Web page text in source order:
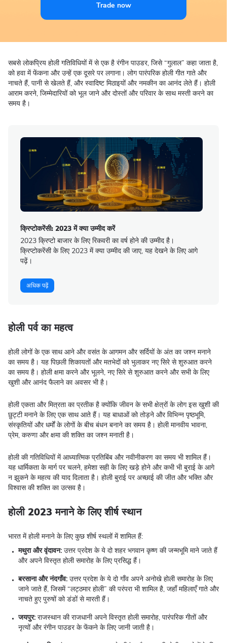
Trade now
सबसे लोकप्रिय होली गतिविधियों में से एक है रंगीन पाउडर, जिसे “गुलाल” कहा जाता है,
को हवा में फेंकना और उन्हें एक दूसरे पर लगाना। लोग पारंपरिक होली गीत गाते और
नाचते हैं, पानी से खेलते हैं, और स्वादिष्ट मिठाइयों और नमकीन का आनंद लेते हैं। होली
आराम करने, जिम्मेदारियों को भूल जाने और दोस्तों और परिवार के साथ मस्ती करने का
समय है।
क्रिप्टोकरेंसी: 2023 में क्या उम्मीद करें
2023 क्रिप्टो बाजार के लिए रिकवरी का वर्ष होने की उम्मीद है।
क्रिप्टोकरेंसी के लिए 2023 में क्या उम्मीद की जाए, यह देखने के लिए आगे
पढ़ें।
अधिक पढ़ें
होली पर्व का महत्व
होली लोगों के एक साथ आने और वसंत के आगमन और सर्दियों के अंत का जश्न मनाने
का समय है। यह पिछली शिकायतों और मतभेदों को भुलाकर नए सिरे से शुरुआत करने
का समय है। होली क्षमा करने और भूलने, नए सिरे से शुरुआत करने और सभी के लिए
खुशी और आनंद फैलाने का अवसर भी है।
होली एकता और मित्रता का प्रतीक है क्योंकि जीवन के सभी क्षेत्रों के लोग इस खुशी की
छुट्टी मनाने के लिए एक साथ आते हैं। यह बाधाओं को तोड़ने और विभिन्न पृष्ठभूमि,
संस्कृतियों और धर्मों के लोगों के बीच बंधन बनाने का समय है। होली मानवीय भावना,
प्रेम, करुणा और क्षमा की शक्ति का जश्न मनाती है।
होली की गतिविधियों में आध्यात्मिक प्रतिबिंब और नवीनीकरण का समय भी शामिल हैं।
यह धार्मिकता के मार्ग पर चलने, हमेशा सही के लिए खड़े होने और कभी भी बुराई के आगे
न झुकने के महत्व की याद दिलाता है। होली बुराई पर अच्छाई की जीत और भक्ति और
विश्वास की शक्ति का उत्सव है।
होली 2023 मनाने के लिए शीर्ष स्थान
भारत में होली मनाने के लिए कुछ शीर्ष स्थलों में शामिल हैं:
मथुरा और वृंदावन: उत्तर प्रदेश के ये दो शहर भगवान कृष्ण की जन्मभूमि माने जाते हैं
और अपने विस्तृत होली समारोह के लिए प्रसिद्ध हैं।
बरसाना और नंदगाँव: उत्तर प्रदेश के ये दो गाँव अपने अनोखे होली समारोह के लिए
जाने जाते हैं, जिसमें “लट्ठमार होली” की परंपरा भी शामिल है, जहाँ महिलाएँ गाते और
नाचते हुए पुरुषों को डंडों से मारती हैं।
जयपुर: राजस्थान की राजधानी अपने विस्तृत होली समारोह, पारंपरिक गीतों और
नृत्यों और रंगीन पाउडर के फेंकने के लिए जानी जाती है।